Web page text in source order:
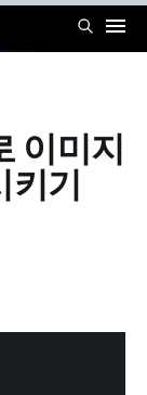
이미지
키기